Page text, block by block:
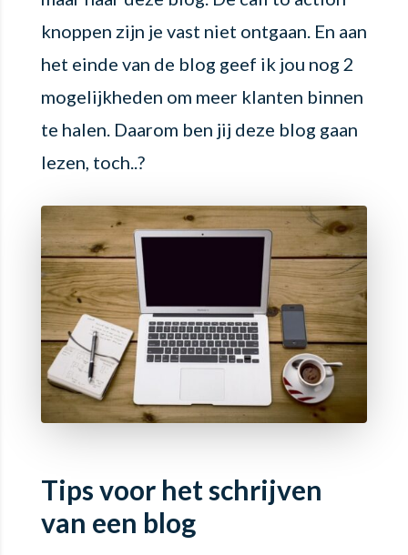
knoppen zijn je vast niet ontgaan. En aan
het einde van de blog geef ik jou nog 2
mogelijkheden om meer klanten binnen
te halen. Daarom ben jij deze blog gaan
lezen, toch..?
Tips voor het schrijven
van een blog